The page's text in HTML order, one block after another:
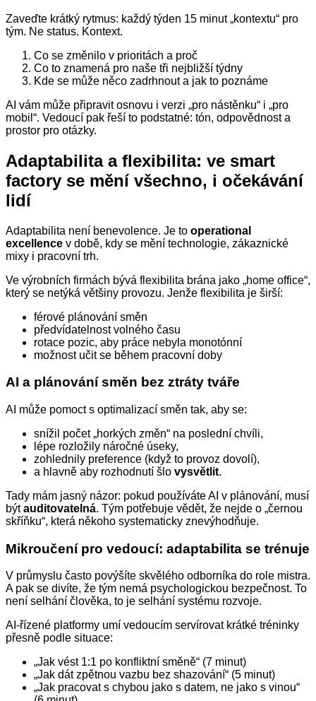
Zaveďte krátký rytmus: každý týden 15 minut „kontextu“ pro
tým. Ne status. Kontext.
Co se změnilo v prioritách a proč
Co to znamená pro naše tři nejbližší týdny
Kde se může něco zadrhnout a jak to poznáme
AI vám může připravit osnovu i verzi „pro nástěnku“ i „pro
mobil“. Vedoucí pak řeší to podstatné: tón, odpovědnost a
prostor pro otázky.
Adaptabilita a flexibilita: ve smart
factory se mění všechno, i očekávání
lidí
Adaptabilita není benevolence. Je to operational
excellence v době, kdy se mění technologie, zákaznické
mixy i pracovní trh.
Ve výrobních firmách bývá flexibilita brána jako „home office“,
který se netýká většiny provozu. Jenže flexibilita je širší:
férové plánování směn
předvídatelnost volného času
rotace pozic, aby práce nebyla monotónní
možnost učit se během pracovní doby
AI a plánování směn bez ztráty tváře
AI může pomoct s optimalizací směn tak, aby se:
snížil počet „horkých změn“ na poslední chvíli,
lépe rozložily náročné úseky,
zohlednily preference (když to provoz dovolí),
a hlavně aby rozhodnutí šlo vysvětlit.
Tady mám jasný názor: pokud používáte AI v plánování, musí
býtauditovatelná. Tým potřebuje vědět, že nejde o „černou
skříňku“, která někoho systematicky znevýhodňuje.
Mikroučení pro vedoucí: adaptabilita se trénuje
V průmyslu často povýšíte skvělého odborníka do role mistra.
A pak se divíte, že tým nemá psychologickou bezpečnost. To
není selhání člověka, to je selhání systému rozvoje.
AI‑řízené platformy umí vedoucím servírovat krátké tréninky
přesně podle situace:
„Jak vést 1:1 po konfliktní směně“ (7 minut)
„Jak dát zpětnou vazbu bez shazování“ (5 minut)
„Jak pracovat s chybou jako s datem, ne jako s vinou“